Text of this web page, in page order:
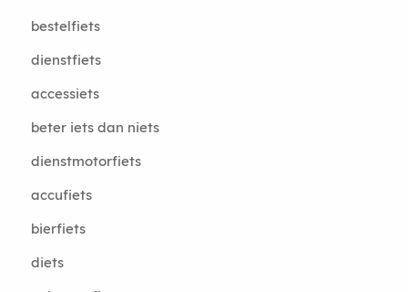
bestelfiets
dienstfiets
accessiets
beter iets dan niets
dienstmotorfiets
accufiets
bierfiets
diets